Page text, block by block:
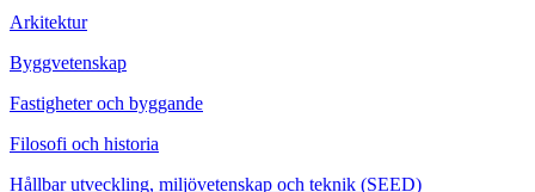
Arkitektur
Byggvetenskap
Fastigheter och byggande
Filosofi och historia
Hållbar utveckling, miljövetenskap och teknik (SEED)